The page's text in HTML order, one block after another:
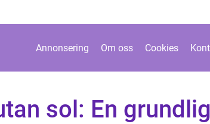
Annonsering Om oss Cookies
sol: En